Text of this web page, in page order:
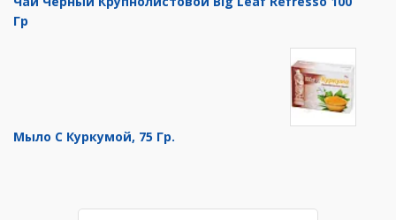
Гр
Мыло С Куркумой, 75 Гр.